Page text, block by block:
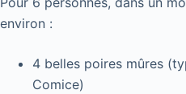
environ :
4 belles poires mûres
Comice)